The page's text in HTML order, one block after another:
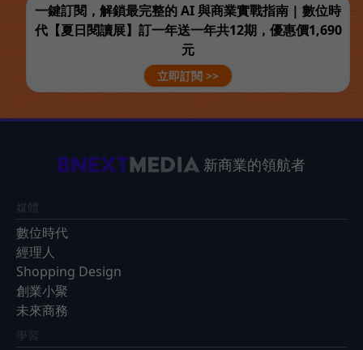
一鍵訂閱，解鎖最完整的 AI 與商業實戰指南 | 數位時
代【夏日閱讀展】訂一年送一年共12期，優惠價1,690
元
立即訂閱 >>
新商業的領航者
媒體
數位時代
經理人
Shopping Design
創業小聚
未來商務
學習